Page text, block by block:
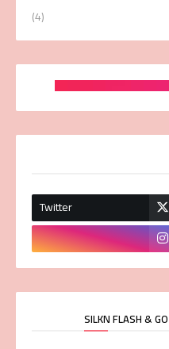
(4)
Twitter